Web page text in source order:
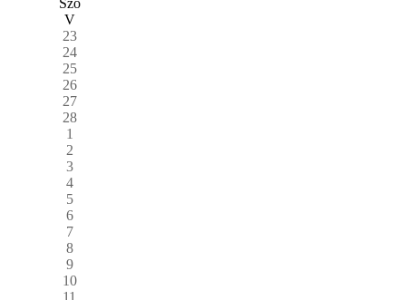
V
23
24
25
26
27
28
1
2
3
4
5
6
7
8
9
10
11